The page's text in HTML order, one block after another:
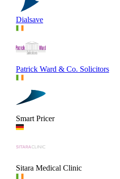
Dialsave
Patrick Ward & Co. Solicitors
Smart Pricer
Sitara Medical Clinic